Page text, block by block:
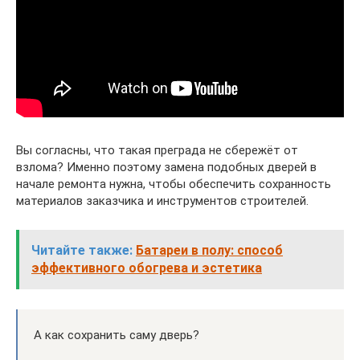
Вы согласны, что такая преграда не сбережёт от
взлома? Именно поэтому замена подобных дверей в
начале ремонта нужна, чтобы обеспечить сохранность
материалов заказчика и инструментов строителей.
Читайте также: Батареи в полу: способ
эффективного обогрева и эстетика
А как сохранить саму дверь?